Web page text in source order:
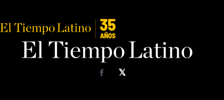
𝕏
Facebook